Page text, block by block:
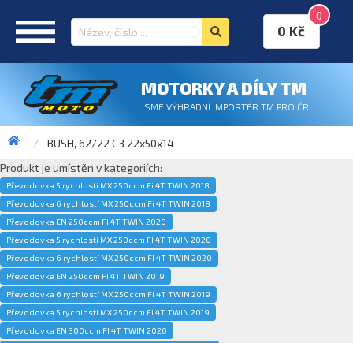
0
0 Kč
MOTORKY A DÍLY TM
JSME VÝHRADNÍ IMPORTÉR TM PRO ČR
BUSH, 62/22 C3 22x50x14
Produkt je umístěn v kategoriích:
Převodovka 5 rychlostí MX 250ccm Fi 4T TWIN 2018
Převodovka 6 rychlostí MX 250ccm Fi 4T TWIN 2018
Převodovka EN 250ccm FI 4T TWIN 2020
Převodovka 5 rychlostí MX 250ccm FI 4T TWIN 2020
Převodovka 6 rychlostí MX 250ccm FI 4T TWIN 2020
Převodovka EN 250ccm FI 4T TWIN 2019
Převodovka 6 rychlostí MX 250ccm FI 4T TWIN 2019
Převodovka 5 rychlostí MX 250ccm FI 4T TWIN 2019
Převodovka EN 300ccm FI 4T TWIN 2020